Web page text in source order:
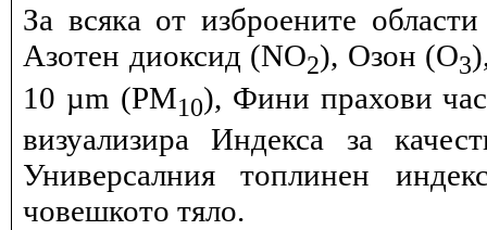
За всяка от изброените
Азотен диоксид (NO2), Озон (O3
10 µm (PM10), Фини прахови
визуализира Индекса за
Универсалния топлинен
човешкото тяло.